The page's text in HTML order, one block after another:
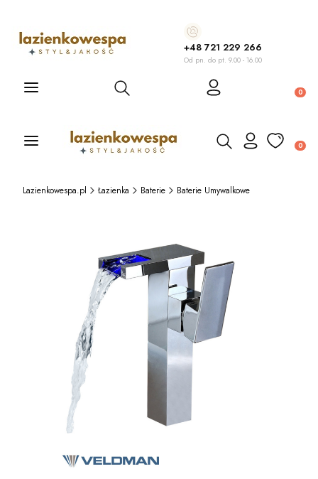
+48 721 229 266
Od pn. do pt. 9.00 - 16.00
Otwórz wyszukiwarkę
Otwórz wyszukiwarkę
Lazienkowespa.pl Łazienka Baterie Baterie Umywalkowe